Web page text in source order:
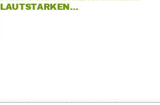
LAUTSTARKEN…